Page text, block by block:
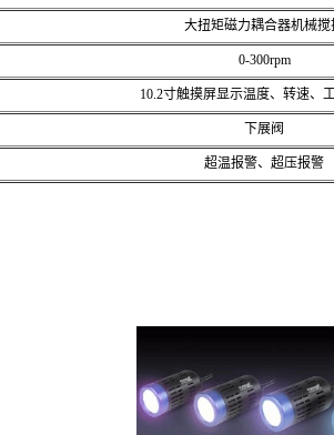
大扭矩磁力耦合器机械搅
0-300rpm
10.2寸触摸屏显示温度、转速、
下展阀
超温报警、超压报警